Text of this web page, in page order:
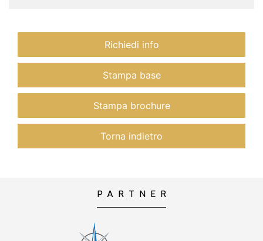
Richiedi info
Stampa base
Stampa brochure
Torna indietro
PARTNER